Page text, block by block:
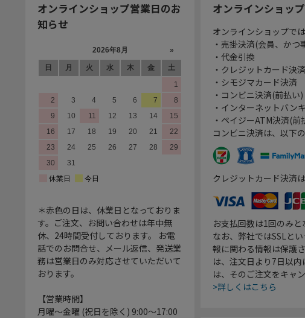
オンラインショップ営業日のお
知らせ
＊赤色の日は、休業日となっておりま
す。ご注文、お問い合わせは年中無
休、24時間受付しております。 お電
話でのお問合せ、メール返信、発送業
務は営業日のみ対応させていただいて
おります。
【営業時間】
月曜～金曜 (祝日を除く) 9:00～17:00
オンラインショッ
オンラインショップで
・売掛決済(会員、か
・代金引換
・クレジットカード決済
・シモジマカード決済
・コンビニ決済(前払い)
・インターネットバン
・ペイジーATM決済(前
コンビニ決済は、以下
クレジットカード決済
お支払回数は1回のみと
なお、弊社ではSSLと
報に関わる情報は保護
は、注文日より7日以
は、そのご注文をキャ
>詳しくはこちら